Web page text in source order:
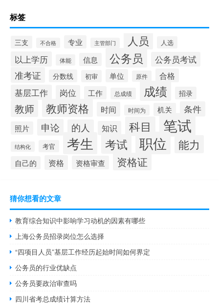
标签
三支 不合格 专业 主管部门 人员 人选
以上学历 体能 信息 公务员 公务员考试
准考证 分数线 初审 单位 原件 合格
基层工作 岗位 工作 总成绩 成绩 招录
教师 教师资格 时间 时间为 机关 条件
照片 申论 的人 知识 科目 笔试
结构化 考官 考生 考试 职位 能力
自己的 资格 资格审查 资格证
猜你想看的文章
教育综合知识中影响学习动机的因素有哪些
上海公务员招录岗位怎么选择
“四项目人员”基层工作经历起始时间如何界定
公务员的行业优缺点
公务员要政治审查吗
四川省考总成绩计算方法